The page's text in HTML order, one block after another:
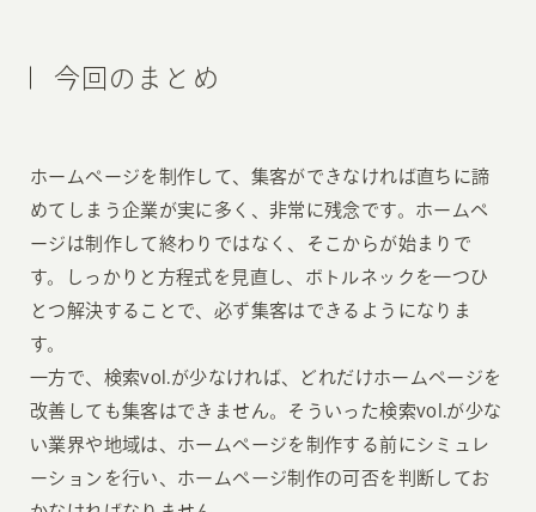
今回のまとめ
ホームページを制作して、集客ができなければ直ちに諦
めてしまう企業が実に多く、非常に残念です。ホームペ
ージは制作して終わりではなく、そこからが始まりで
す。しっかりと方程式を見直し、ボトルネックを一つひ
とつ解決することで、必ず集客はできるようになりま
す。
一方で、検索vol.が少なければ、どれだけホームページを
改善しても集客はできません。そういった検索vol.が少な
い業界や地域は、ホームページを制作する前にシミュレ
ーションを行い、ホームページ制作の可否を判断してお